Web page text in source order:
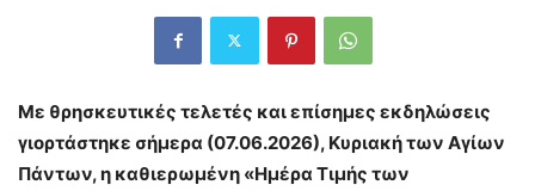
Με θρησκευτικές τελετές και επίσημες εκδηλώσεις
γιορτάστηκε σήμερα (07.06.2026), Κυριακή των Αγίων
Πάντων, η καθιερωμένη «Ημέρα Τιμής των